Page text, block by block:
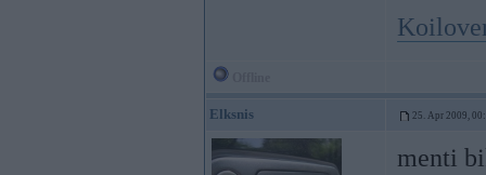
Elksnis 25. Apr 2009,
menti